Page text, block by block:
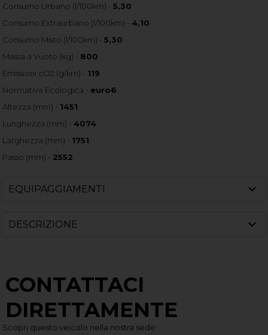
Consumo Urbano (l/100km) -5,30
Consumo Extraurbano (l/100km) - 4,10
Consumo Misto (l/100km) -5,30
Massa a Vuoto (kg) - 800
Emissioni cO2 (g/km) - 119
Normativa Ecologica - euro6
Altezza (mm) - 1451
Lunghezza (mm) - 4074
Larghezza (mm) - 1751
Passo (mm) - 2552
EQUIPAGGIAMENTI
DESCRIZIONE
CONTATTACI
DIRETTAMENTE
Scopri questo veicolo nella nostra sede: